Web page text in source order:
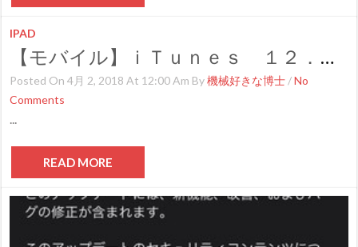
IPAD
【モバイル】ｉＴｕｎｅｓ １２．７．４提供開始
Posted On 4月 2, 2018 At 12:00 Am By機械好きな博士 /No
Comments
...
READ MORE